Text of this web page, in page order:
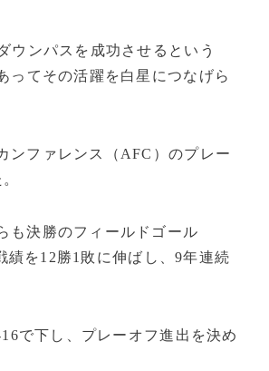
ウンパスを成功させるという
ってその活躍を白星につなげら
ンファレンス（AFC）のプレー
も決勝のフィールドゴール
績を12勝1敗に伸ばし、9年連続
で下し、プレーオフ進出を決め